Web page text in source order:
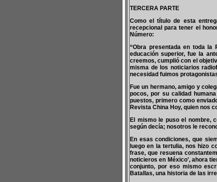
TERCERA PARTE
Como el título de esta
recepcional para tener el
Número:
“Obra presentada en toda
educación superior, fue la
creemos, cumplió con el
misma de los noticiarios
necesidad fuimos
Fue un hermano, amigo y
pocos, por su calidad
puestos, primero como
Revista China Hoy, quien nos
El mismo le puso el nombre,
según decía; nosotros le
En esas condiciones, que
luego en la tertulia, nos hizo
frase, que resuena
noticieros en México’, ahora
conjunto, por eso mismo
Batallas, una historia de las